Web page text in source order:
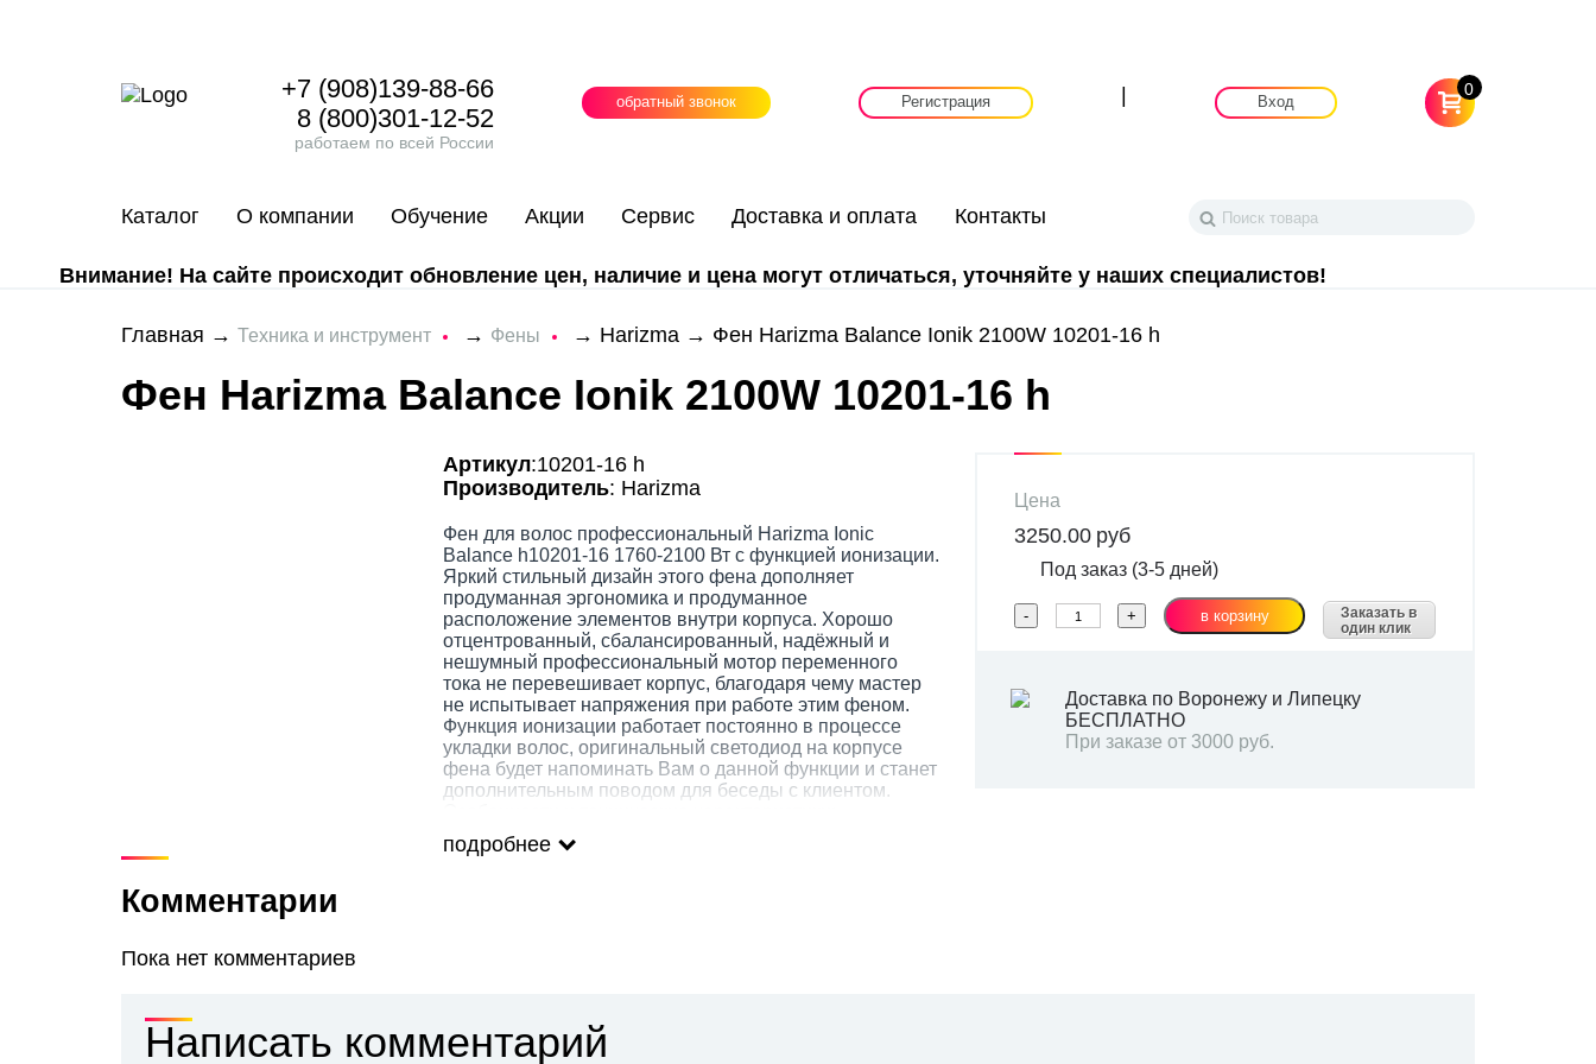
+7 (908)139-88-66
8 (800)301-12-52
работаем по всей России
обратный звонок Регистрация Вход
0
Каталог О компании Обучение Акции Сервис Доставка и оплата Контакты
Внимание! На сайте происходит обновление цен, наличие и цена могут отличаться, уточняйте у наших специалистов!
Главная → Техника и инструмент → Фены → Harizma→ Фен Harizma Balance Ionik 2100W 10201-16 h
Фен Harizma Balance Ionik 2100W 10201-16 h
Артикул:10201-16 h
Производитель: Harizma
Фен для волос профессиональный Harizma Ionic
Balance h10201-16 1760-2100 Вт с функцией ионизации.
Яркий стильный дизайн этого фена дополняет
продуманная эргономика и продуманное
расположение элементов внутри корпуса. Хорошо
отцентрованный, сбалансированный, надёжный и
нешумный профессиональный мотор переменного
тока не перевешивает корпус, благодаря чему мастер
не испытывает напряжения при работе этим феном.
Функция ионизации работает постоянно в процессе
укладки волос, оригинальный светодиод на корпусе
фена будет напоминать Вам о данной функции и станет
дополнительным поводом для беседы с клиентом.
Профессиональная мощность 1760-2100 Вт;
Ручка удобна для работы как правой, так и левой
рукой;
подробнее
Цена
3250.00 руб
Под заказ (3-5 дней)
Заказать в
один клик
Доставка по Воронежу и Липецку
БЕСПЛАТНО
При заказе от 3000 руб.
Комментарии
Пока нет комментариев
Написать комментарий